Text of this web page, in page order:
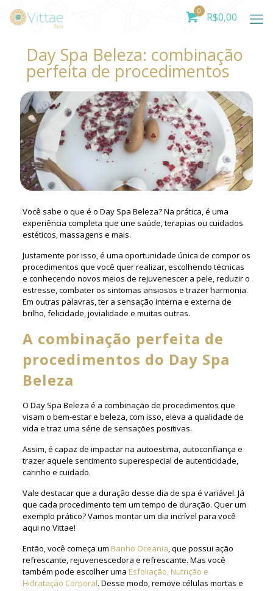
0 R$0,00
Day Spa Beleza: combinação
perfeita de procedimentos
Você sabe o que é o Day Spa Beleza? Na prática, é uma
experiência completa que une saúde, terapias ou cuidados
estéticos, massagens e mais.
Justamente por isso, é uma oportunidade única de compor os
procedimentos que você quer realizar, escolhendo técnicas
e conhecendo novos meios de rejuvenescer a pele, reduzir o
estresse, combater os sintomas ansiosos e trazer harmonia.
Em outras palavras, ter a sensação interna e externa de
brilho, felicidade, jovialidade e muitas outras.
A combinação perfeita de
procedimentos do Day Spa
Beleza
O Day Spa Beleza é a combinação de procedimentos que
visam o bem-estar e beleza, com isso, eleva a qualidade de
vida e traz uma série de sensações positivas.
Assim, é capaz de impactar na autoestima, autoconfiança e
trazer aquele sentimento superespecial de autenticidade,
carinho e cuidado.
Vale destacar que a duração desse dia de spa é variável. Já
que cada procedimento tem um tempo de duração. Quer um
exemplo prático? Vamos montar um dia incrível para você
aqui no Vittae!
Então, você começa um Banho Oceania , que possui ação
refrescante, rejuvenescedora e refrescante. Mas você
também pode escolher uma Esfoliação, Nutrição e
Hidratação Corporal. Desse modo, remove células mortas e